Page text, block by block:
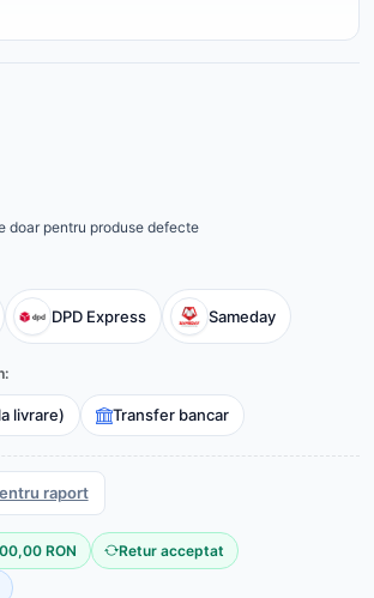
doar pentru produse defecte
DPD Express Sameday
livrare) Transfer bancar
raport
RON Retur acceptat